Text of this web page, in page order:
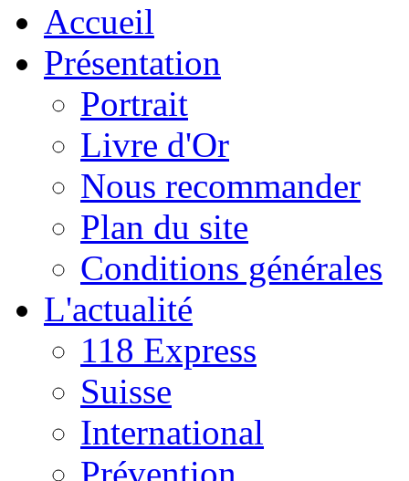
Accueil
Présentation
Portrait
Livre d'Or
Nous recommander
Plan du site
Conditions générales
L'actualité
118 Express
Suisse
International
Prévention